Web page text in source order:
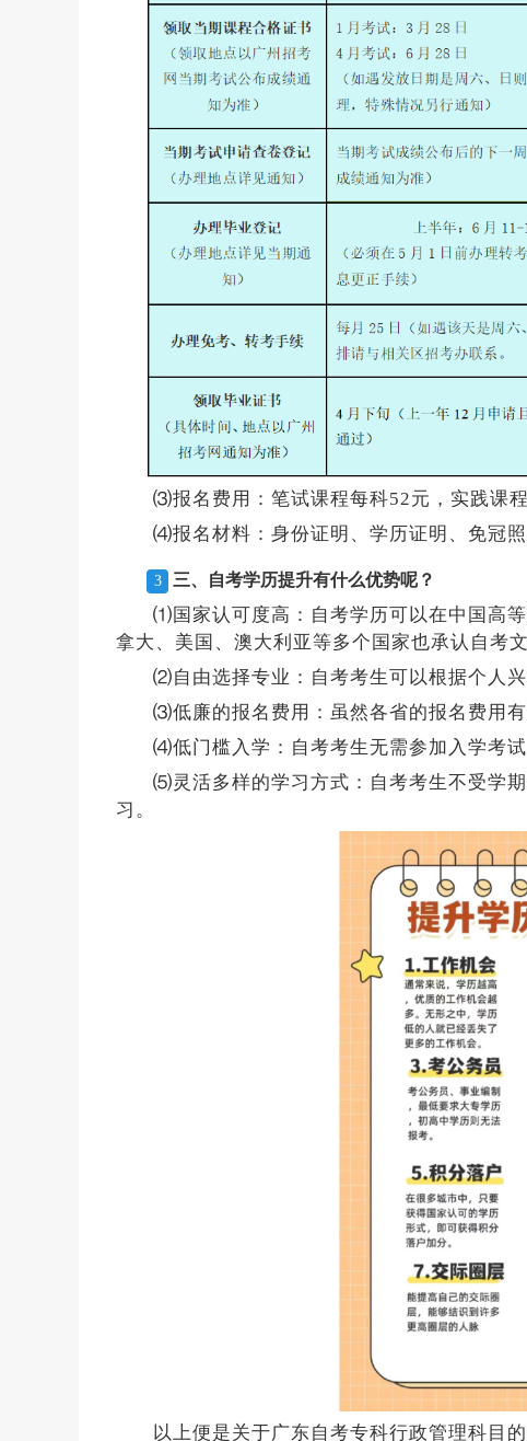
⑶报名费用：笔试课程每科52元，实践课
⑷报名材料：身份证明、学历证明、免冠
3 三、自考学历提升有什么优势呢？
⑴国家认可度高：自考学历可以在中国高
拿大、美国、澳大利亚等多个国家也承认自考文
⑵自由选择专业：自考考生可以根据个人兴
⑶低廉的报名费用：虽然各省的报名费用
⑷低门槛入学：自考考生无需参加入学考
⑸灵活多样的学习方式：自考考生不受学
习。
以上便是关于广东自考专科行政管理科目